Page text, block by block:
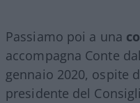
Passiamo poi a una
accompagna Conte
gennaio 2020, ospite
presidente del